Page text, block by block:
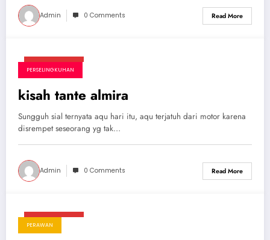
Admin 0 Comments Read More
April 27, 2025
PERSELINGKUHAN
kisah tante almira
Sungguh sial ternyata aqu hari itu, aqu terjatuh dari motor karena
disrempet seseorang yg tak…
Admin 0 Comments Read More
April 27, 2025
PERAWAN